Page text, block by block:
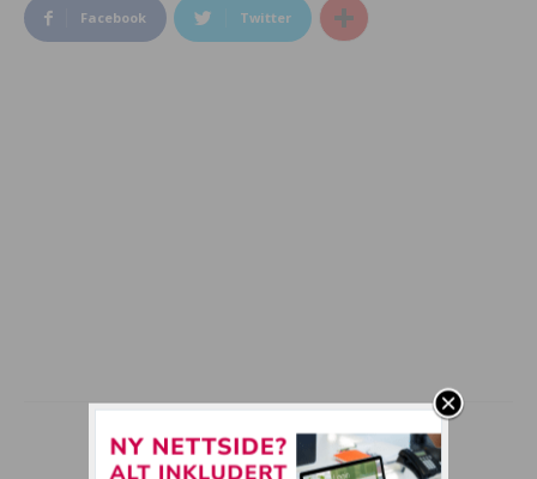
Facebook Twitter